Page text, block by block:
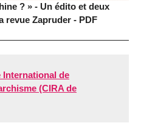
? » - Un édito et deux
revue Zapruder - PDF
International de
(CIRA de